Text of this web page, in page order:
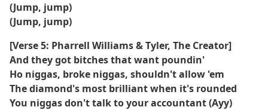
(Jump, jump)
(Jump, jump)
[Verse 5: Pharrell Williams & Tyler, The Creator]
And they got bitches that want poundin'
Ho niggas, broke niggas, shouldn't allow 'em
The diamond's most brilliant when it's rounded
You niggas don't talk to your accountant (Ayy)